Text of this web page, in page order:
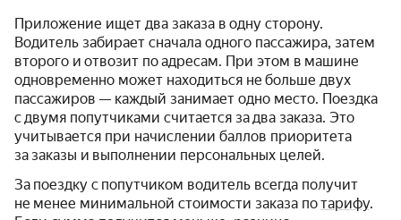
Приложение ищет два заказа в одну сторону.
Водитель забирает сначала одного пассажира, затем
второго и отвозит по адресам. При этом в машине
одновременно может находиться не больше двух
пассажиров — каждый занимает одно место. Поездка
с двумя попутчиками считается за два заказа. Это
учитывается при начислении баллов приоритета
за заказы и выполнении персональных целей.
За поездку с попутчиком водитель всегда получит
не менее минимальной стоимости заказа потарифу.